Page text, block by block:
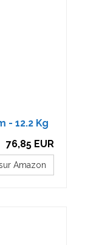
- 12.2 Kg
76,85 EUR
Amazon